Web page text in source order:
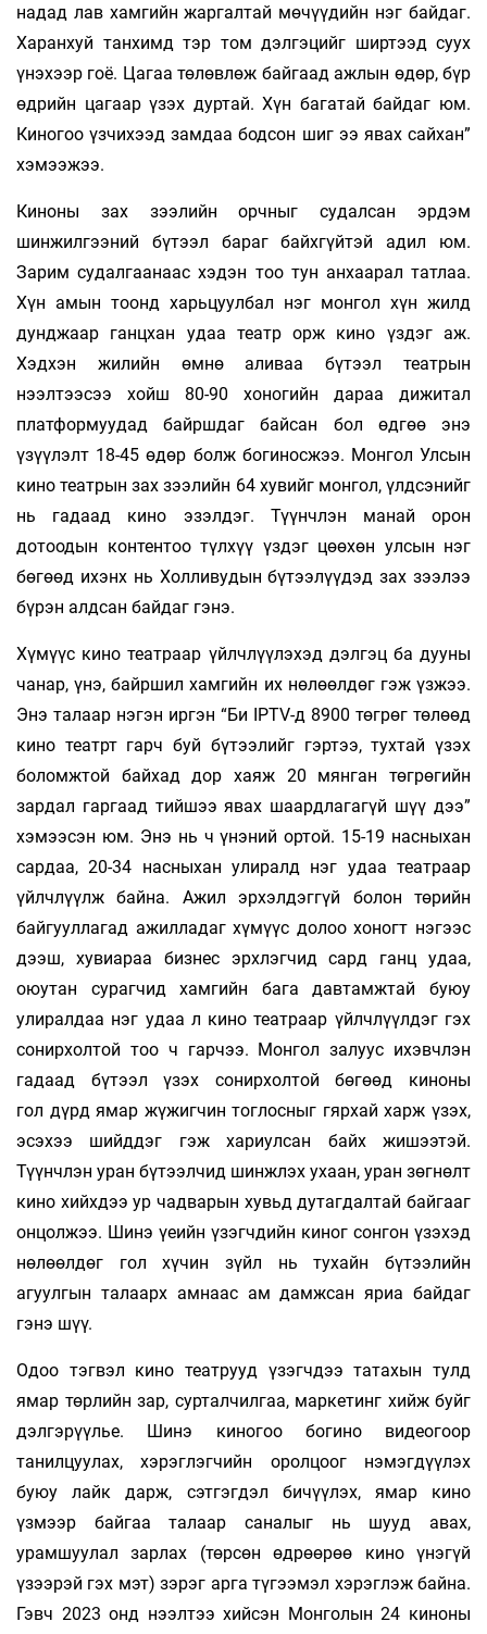
надад лав хамгийн жаргалтай мөчүүдийн нэг байдаг.
Харанхуй танхимд тэр том дэлгэцийг ширтээд суух
үнэхээр гоё. Цагаа төлөвлөж байгаад ажлын өдөр, бүр
өдрийн цагаар үзэх дуртай. Хүн багатай байдаг юм.
Киногоо үзчихээд замдаа бодсон шиг ээ явах сайхан”
хэмээжээ.
Киноны зах зээлийн орчныг судалсан эрдэм
шинжилгээний бүтээл бараг байхгүйтэй адил юм.
Зарим судалгаанаас хэдэн тоо тун анхаарал татлаа.
Хүн амын тоонд харьцуулбал нэг монгол хүн жилд
дунджаар ганцхан удаа театр орж кино үздэг аж.
Хэдхэн жилийн өмнө аливаа бүтээл театрын
нээлтээсээ хойш 80-90 хоногийн дараа дижитал
платформуудад байршдаг байсан бол өдгөө энэ
үзүүлэлт 18-45 өдөр болж бо­гинос­жээ. Монгол Улсын
кино театрын зах зээлийн 64 хувийг монгол, үлдсэнийг
нь гадаад кино эзэлдэг. Түүнчлэн манай орон
дотоодын контентоо түлхүү үздэг цөөхөн улсын нэг
бөгөөд ихэнх нь Холливудын бүтээлүүдэд зах зээлээ
бүрэн алдсан байдаг гэнэ.
Хүмүүс кино театраар үйлчлүүлэхэд дэлгэц ба дууны
чанар, үнэ, байршил хамгийн их нөлөөлдөг гэж үзжээ.
Энэ талаар нэгэн иргэн “Би IPTV-д 8900 төгрөг төлөөд
кино театрт гарч буй бүтээлийг гэртээ, тухтай үзэх
боломжтой байхад дор хаяж 20 мянган төгрөгийн
зардал гаргаад тийшээ явах шаардлагагүй шүү дээ”
хэмээсэн юм. Энэ нь ч үнэний ортой. 15-19 нас­ныхан
сардаа, 20-34 насныхан улиралд нэг удаа театраар
үйлчлүүлж байна. Ажил эрхэлдэггүй болон төрийн
байгууллагад ажилладаг хүмүүс долоо хоногт нэгээс
дээш, хувиараа бизнес эрхлэгчид сард ганц удаа,
оюутан сурагчид хамгийн бага давтамжтай буюу
улиралдаа нэг удаа л кино театраар үйлчлүүлдэг гэх
сонирхолтой тоо ч гарчээ. Монгол залуус ихэвчлэн
гадаад бүтээл үзэх сонирхолтой бөгөөд киноны
гол дүрд ямар жүжигчин тоглосныг гярхай харж үзэх,
эсэхээ шийддэг гэж хариулсан байх жишээтэй.
Түүнчлэн уран бүтээлчид шинжлэх ухаан, уран зөгнөлт
кино хийхдээ ур чадварын хувьд дутагдалтай байгааг
онцолжээ. Шинэ үеийн үзэгчдийн киног сонгон үзэхэд
нөлөөлдөг гол хүчин зүйл нь тухайн бүтээлийн
агуулгын та­лаарх амнаас ам дамжсан яриа байдаг
гэнэ шүү.
Одоо тэгвэл кино театрууд үзэгчдээ татахын тулд
ямар төрлийн зар, сурталчилгаа, маркетинг хийж буйг
дэлгэрүүлье. Шинэ киногоо богино видеогоор
танилцуулах, хэрэглэгчийн оролцоог нэмэгдүүлэх
буюу лайк дарж, сэтгэгдэл бичүүлэх, ямар кино
үзмээр байгаа талаар саналыг нь шууд авах,
урамшуулал зарлах (төрсөн өдрөөрөө кино үнэгүй
үзээрэй гэх мэт) зэрэг арга түгээмэл хэрэглэж байна.
Гэвч 2023 онд нээлтээ хийсэн Монголын 24 киноны